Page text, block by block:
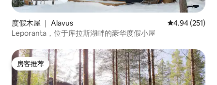
度假木屋 ｜ Alavus 平均评分 4.94
4.94 (251)
Leporanta，位于库拉斯湖畔的豪华度假小屋
房客推荐
房客推荐